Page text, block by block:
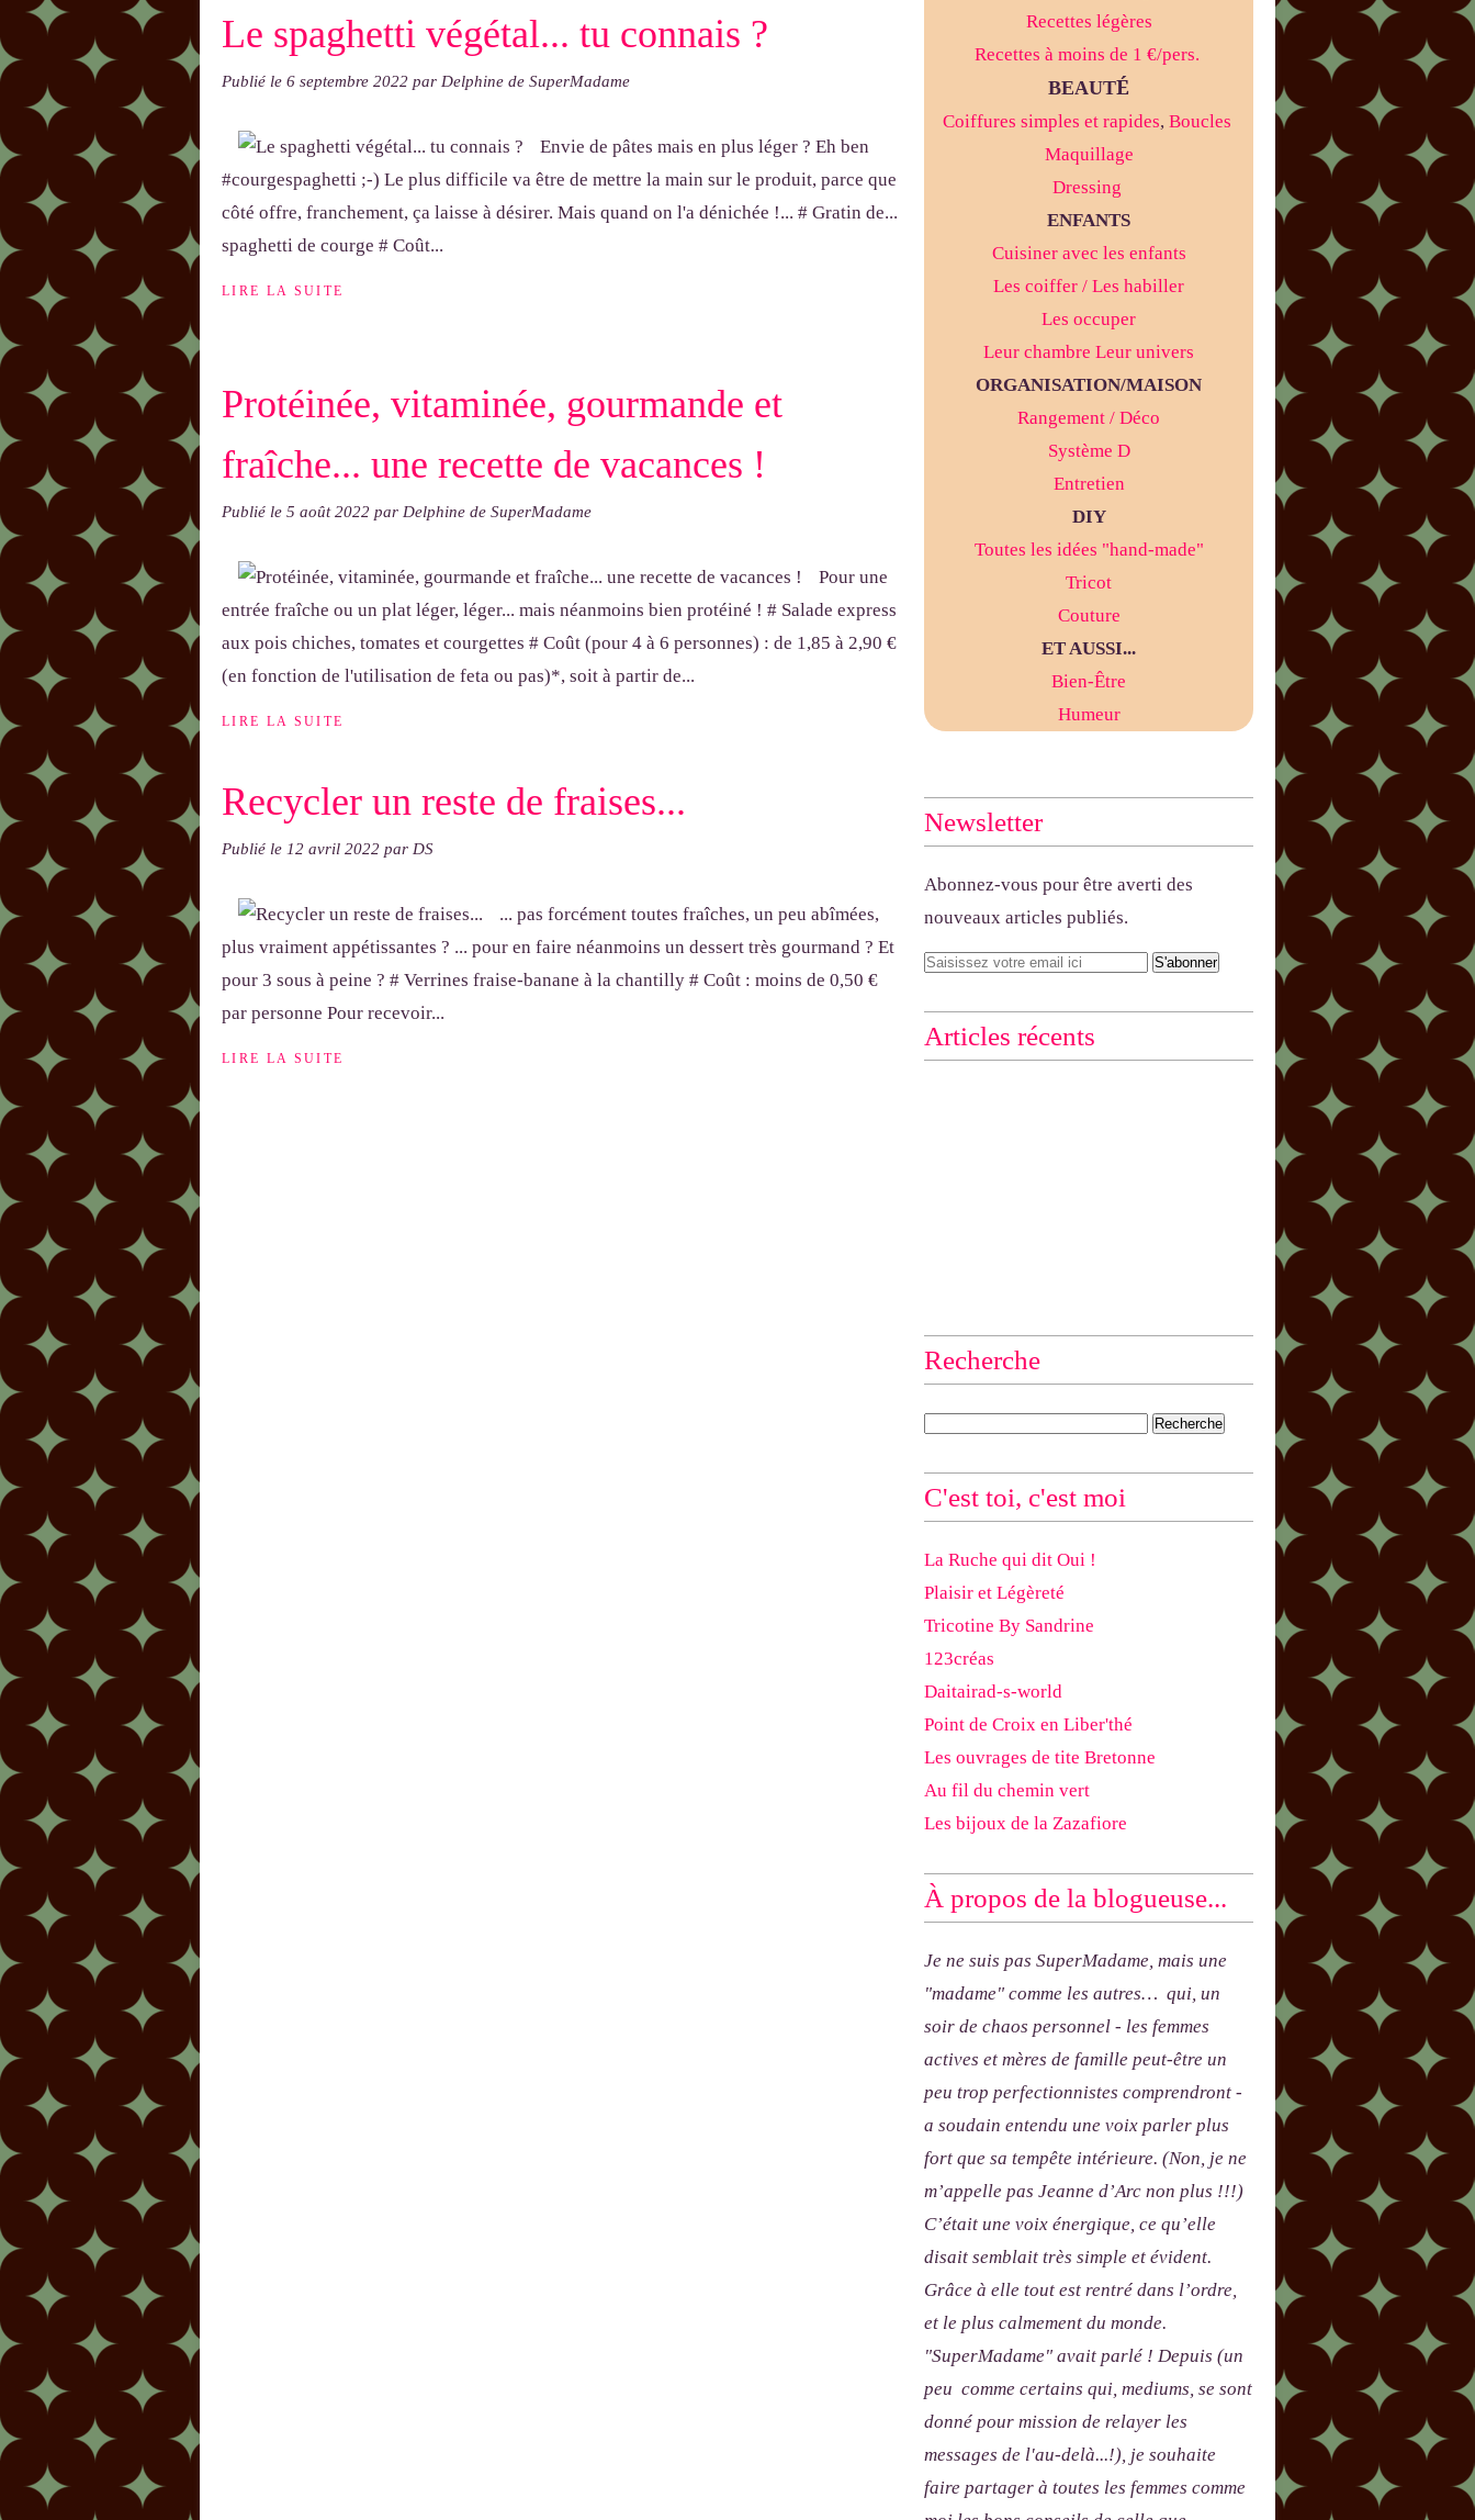
Le spaghetti végétal... tu connais ?
Publié le 6 septembre 2022 par Delphine de SuperMadame
Envie de pâtes mais en plus léger ? Eh ben
#courgespaghetti ;-) Le plus difficile va être de mettre la main sur le produit, parce que
côté offre, franchement, ça laisse à désirer. Mais quand on l'a dénichée !... # Gratin de...
spaghetti de courge # Coût...
LIRE LA SUITE
Protéinée, vitaminée, gourmande et
fraîche... une recette de vacances !
Publié le 5 août 2022 par Delphine de SuperMadame
Pour une
entrée fraîche ou un plat léger, léger... mais néanmoins bien protéiné ! # Salade express
aux pois chiches, tomates et courgettes # Coût (pour 4 à 6 personnes) : de 1,85 à 2,90 €
(en fonction de l'utilisation de feta ou pas)*, soit à partir de...
LIRE LA SUITE
Recycler un reste de fraises...
Publié le 12 avril 2022 par DS
... pas forcément toutes fraîches, un peu abîmées,
plus vraiment appétissantes ? ... pour en faire néanmoins un dessert très gourmand ? Et
pour 3 sous à peine ? # Verrines fraise-banane à la chantilly # Coût : moins de 0,50 €
par personne Pour recevoir...
LIRE LA SUITE
Recettes légères
Recettes à moins de 1 €/pers.
BEAUTÉ
Coiffures simples et rapides, Boucles
Maquillage
Dressing
ENFANTS
Cuisiner avec les enfants
Les coiffer / Les habiller
Les occuper
Leur chambre Leur univers
ORGANISATION/MAISON
Rangement / Déco
Système D
Entretien
DIY
Toutes les idées "hand-made"
Tricot
Couture
ET AUSSI...
Bien-Être
Humeur
Newsletter
Abonnez-vous pour être averti des
nouveaux articles publiés.
Articles récents
Recherche
C'est toi, c'est moi
La Ruche qui dit Oui !
Plaisir et Légèreté
Tricotine By Sandrine
123créas
Daitairad-s-world
Point de Croix en Liber'thé
Les ouvrages de tite Bretonne
Au fil du chemin vert
Les bijoux de la Zazafiore
À propos de la blogueuse...
Je ne suis pas SuperMadame, mais une
"madame" comme les autres… qui, un
soir de chaos personnel - les femmes
actives et mères de famille peut-être un
peu trop perfectionnistes comprendront -
a soudain entendu une voix parler plus
fort que sa tempête intérieure. (Non, je ne
m’appelle pas Jeanne d’Arc non plus !!!)
C’était une voix énergique, ce qu’elle
disait semblait très simple et évident.
Grâce à elle tout est rentré dans l’ordre,
et le plus calmement du monde.
"SuperMadame" avait parlé ! Depuis (un
peu comme certains qui, mediums, se sont
donné pour mission de relayer les
messages de l'au-delà...!), je souhaite
faire partager à toutes les femmes comme